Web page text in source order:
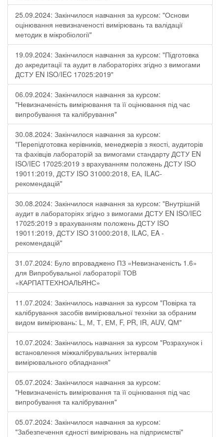
25.09.2024: Закінчилося навчання за курсом: "Основи
оцінювання невизначеності вимірювань та валідації
методик в мікробіології"
19.09.2024: Закінчилося навчання за курсом: "Підготовка
до акредитації та аудит в лабораторіях згідно з вимогами
ДСТУ EN ISO/IEC 17025:2019"
06.09.2024: Закінчилося навчання за курсом:
"Невизначеність вимірювання та її оцінювання під час
випробування та калібрування"
30.08.2024: Закінчилося навчання за курсом:
"Перепідготовка керівників, менеджерів з якості, аудиторів
та фахівців лабораторій за вимогами стандарту ДСТУ EN
ISO/IEC 17025:2019 з врахуванням положень ДСТУ ISO
19011:2019, ДСТУ ISO 31000:2018, ЕА, ILAC-
рекомендацій"
30.08.2024: Закінчилося навчання за курсом: "Внутрішній
аудит в лабораторіях згідно з вимогами ДСТУ EN ISO/IEC
17025:2019 з врахуванням положень ДСТУ ISO
19011:2019, ДСТУ ISO 31000:2018, ILAC, EA -
рекомендацій"
31.07.2024: Було впроваджено ПЗ «Невизначеність 1.6»
для Випробувальної лабораторії ТОВ
«КАРПАТТЕХНОАЛЬЯНС»
11.07.2024: Закінчилось навчання за курсом "Повірка та
калібрування засобів вимірювальної техніки за обраним
видом вимірювань: L, М, Т, ЕМ, F, РR, ІR, АUV, QМ"
10.07.2024: Закінчилось навчання за курсом "Розрахунок і
встановлення міжкалібрувальних інтервалів
вимірювального обладнання"
05.07.2024: Закінчилося навчання за курсом:
"Невизначеність вимірювання та її оцінювання під час
випробування та калібрування"
05.07.2024: Закінчилося навчання за курсом:
"Забезпечення єдності вимірювань на підприємстві"